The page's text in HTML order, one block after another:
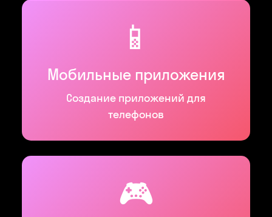
📱
Мобильные приложения
Создание приложений для
телефонов
🎮